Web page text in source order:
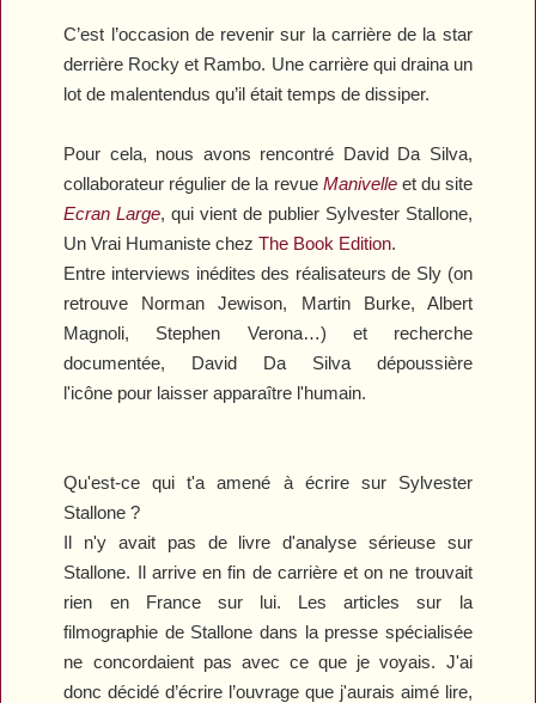
C’est l’occasion de revenir sur la carrière de la star
derrière Rocky et Rambo. Une carrière qui draina un
lot de malentendus qu’il était temps de dissiper.
Pour cela, nous avons rencontré David Da Silva,
collaborateur régulier de la revue Manivelleet du site
Ecran Large, qui vient de publier Sylvester Stallone,
Un Vrai Humaniste chez The Book Edition.
Entre interviews inédites des réalisateurs de Sly (on
retrouve Norman Jewison, Martin Burke, Albert
Magnoli, Stephen Verona…) et recherche
documentée, David Da Silva dépoussière
l'icône pour laisser apparaître l'humain.
Qu'est-ce qui t'a amené à écrire sur Sylvester
Stallone ?
Il n'y avait pas de livre d'analyse sérieuse sur
Stallone. Il arrive en fin de carrière et on ne trouvait
rien en France sur lui. Les articles sur la
filmographie de Stallone dans la presse spécialisée
ne concordaient pas avec ce que je voyais. J'ai
donc décidé d’écrire l’ouvrage que j'aurais aimé lire,